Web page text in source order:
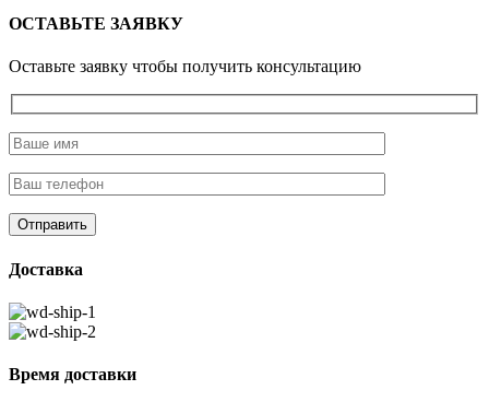
температуры
WP12/WP13
ОСТАВЬТЕ ЗАЯВКУ
Оставьте заявку чтобы получить консультацию
Доставка
Время доставки